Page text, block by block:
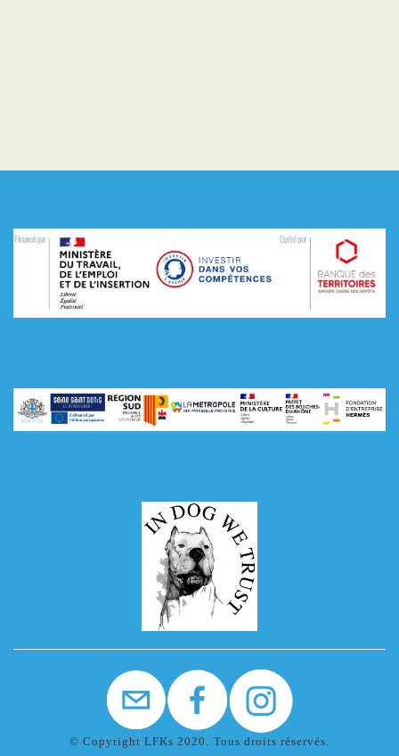
© Copyright LFKs 2020. Tous droits réservés.